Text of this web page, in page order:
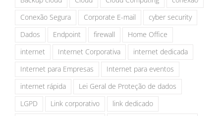
Conexão Segura
Corporate E-mail
cyber security
Dados
Endpoint firewall
Home Office
internet
Internet Corporativa
internet dedicada
Internet para Empresas
Internet para eventos
internet rápida
Lei Geral de Proteção de dados
LGPD
Link corporativo
link dedicado